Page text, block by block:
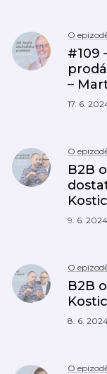
O
#109
–
17. 6.
O
B2B
9. 6. 2024
O
B2B
8. 6.
O